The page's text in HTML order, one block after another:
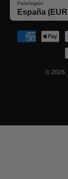
País/región
© 2026,